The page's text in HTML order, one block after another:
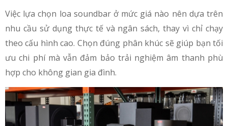
Việc lựa chọn loa soundbar ở mức giá nào nên dựa trên
nhu cầu sử dụng thực tế và ngân sách, thay vì chỉ chạy
theo cấu hình cao. Chọn đúng phân khúc sẽ giúp bạn tối
ưu chi phí mà vẫn đảm bảo trải nghiệm âm thanh phù
hợp cho không gian gia đình.